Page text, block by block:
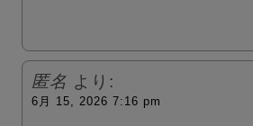
匿名 より:
6月 15, 2026 7:16 pm